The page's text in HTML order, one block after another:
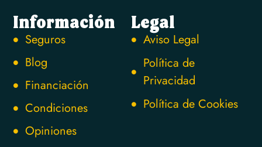
Información
Seguros
Blog
Financiación
Condiciones
Opiniones
Legal
Aviso Legal
Política de
Privacidad
Política de Cookies